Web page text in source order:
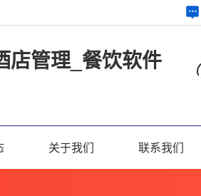
店管理_餐饮软件
关于我们 联系我们